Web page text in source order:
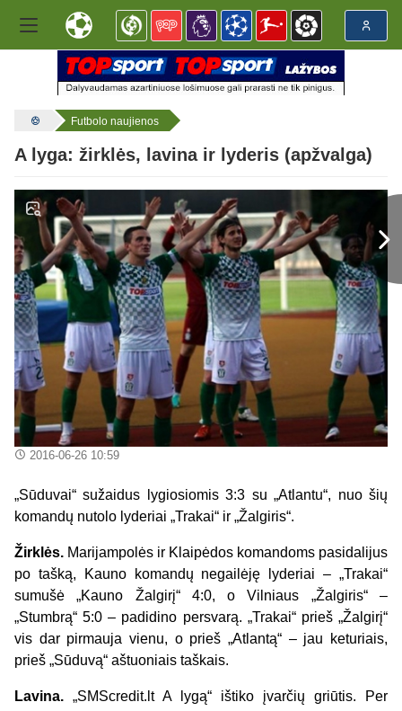
Futbolo naujienos
A lyga: žirklės, lavina ir lyderis (apžvalga)
2016-06-26 10:59
„Sūduvai“ sužaidus lygiosiomis 3:3 su „Atlantu“, nuo šių
komandų nutolo lyderiai „Trakai“ ir „Žalgiris“.
Žirklės. Marijampolės ir Klaipėdos komandoms pasidalijus
po tašką, Kauno komandų negailėję lyderiai – „Trakai“
sumušė „Kauno Žalgirį“ 4:0, o Vilniaus „Žalgiris“ –
„Stumbrą“ 5:0 – padidino persvarą. „Trakai“ prieš „Žalgirį“
vis dar pirmauja vienu, o prieš „Atlantą“ – jau keturiais,
prieš „Sūduvą“ aštuoniais taškais.
Lavina. „SMScredit.lt A lygą“ ištiko įvarčių griūtis. Per